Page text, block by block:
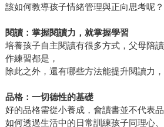
該如何教導孩子情緒管理與正向思考呢？
閱讀：掌握閱讀力，就掌握學習
培養孩子自主閱讀有很多方式，父母陪
作練習都是，
除此之外，還有哪些方法能提升閱讀力
品格：一切德性的基礎
好的品格需從小養成，會讀書並不代表品
如何透過生活中的日常訓練孩子同理心